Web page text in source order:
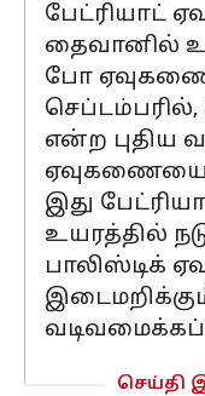
பேட்ரியாட்
தைவானில்
போ
என்ற புதிய
ஏவுகணையை
இது
உயரத்தில்
பாலிஸ்டிக்
செய்தி